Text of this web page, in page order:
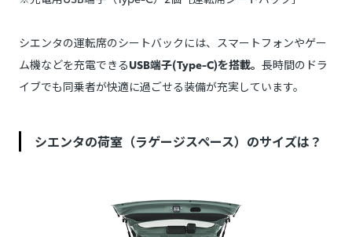
シエンタの運転席のシートバックには、スマートフォンやゲー
ム機などを充電できるUSB端子(Type-C)を搭載。 長時間のドラ
イブでも同乗者が快適に過ごせる装備が充実しています。
シエンタの荷室（ラゲージスペース）のサイズは？